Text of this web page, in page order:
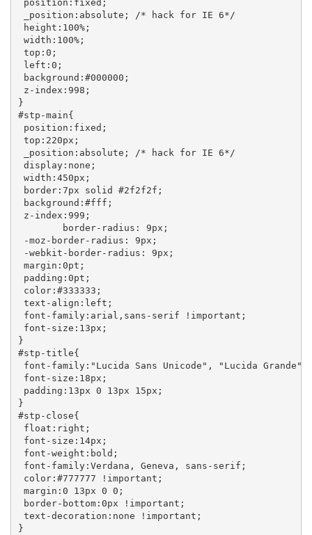
position:fixed;
_position:absolute; /* hack for IE 6*/
height:100%;
width:100%;
top:0;
left:0;
background:#000000;
z-index:998;
}
#stp-main{
position:fixed;
top:220px;
_position:absolute; /* hack for IE 6*/
display:none;
width:450px;
border:7px solid #2f2f2f;
background:#fff;
z-index:999;
border-radius: 9px;
-moz-border-radius: 9px;
-webkit-border-radius: 9px;
margin:0pt;
padding:0pt;
color:#333333;
text-align:left;
font-family:arial,sans-serif !important;
font-size:13px;
}
#stp-title{
font-family:"Lucida Sans Unicode", "Lucida
font-size:18px;
padding:13px 0 13px 15px;
}
#stp-close{
float:right;
font-size:14px;
font-weight:bold;
font-family:Verdana, Geneva, sans-serif;
color:#777777 !important;
margin:0 13px 0 0;
border-bottom:0px !important;
text-decoration:none !important;
}